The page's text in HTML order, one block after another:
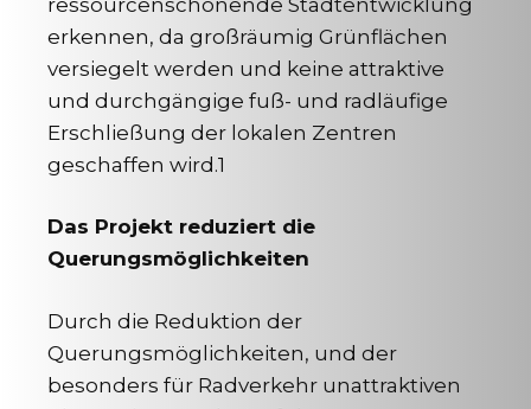
erkennen, da großräumig Grünflächen
versiegelt werden und keine attraktive
und durchgängige fuß- und radläufige
Erschließung der lokalen Zentren
geschaffen wird.1
Das Projekt reduziert die
Querungsmöglichkeiten
Durch die Reduktion der
Querungsmöglichkeiten, und der
besonders für Radverkehr unattraktiven